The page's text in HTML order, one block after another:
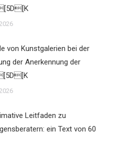
von Kunstgalerien bei der
der Anerkennung der
Leitfaden zu
ein Text von 60